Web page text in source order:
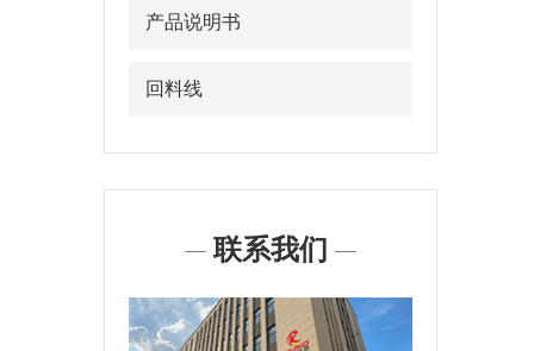
产品说明书
回料线
联系我们